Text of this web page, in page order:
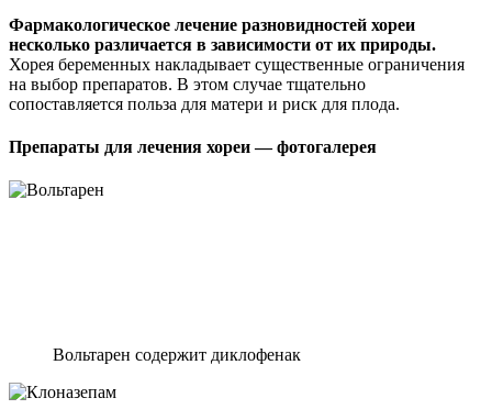
Фармакологическое лечение разновидностей хореи
несколько различается в зависимости от их природы.
Хорея беременных накладывает существенные ограничения
на выбор препаратов. В этом случае тщательно
сопоставляется польза для матери и риск для плода.
Препараты для лечения хореи — фотогалерея
Вольтарен содержит диклофенак